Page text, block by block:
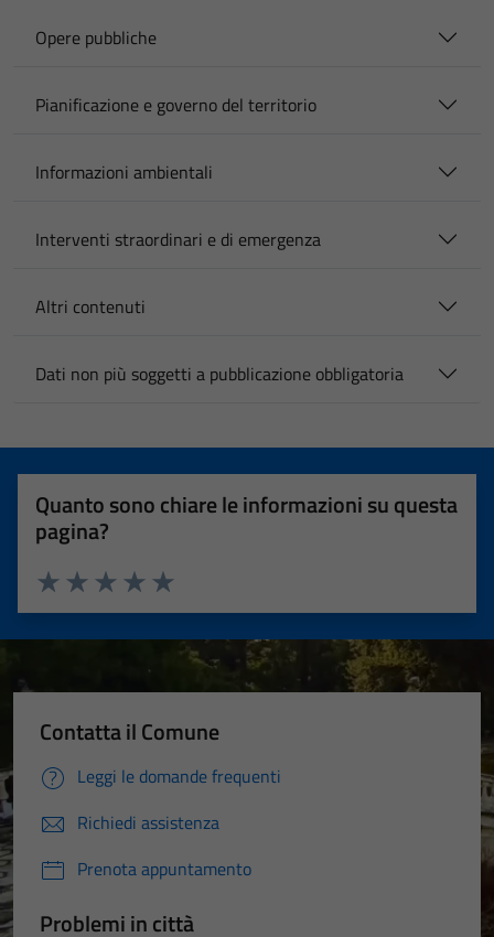
Opere pubbliche
Pianificazione e governo del territorio
Informazioni ambientali
Interventi straordinari e di emergenza
Altri contenuti
Dati non più soggetti a pubblicazione obbligatoria
Quanto sono chiare le informazioni su questa
pagina?
Valuta 5 stelle su 5
Valuta 4 stelle su 5
Valuta 3 stelle su 5
Valuta 2 stelle su 5
Valuta 1 stelle su 5
Contatta il Comune
Leggi le domande frequenti
Richiedi assistenza
Prenota appuntamento
Problemi in città